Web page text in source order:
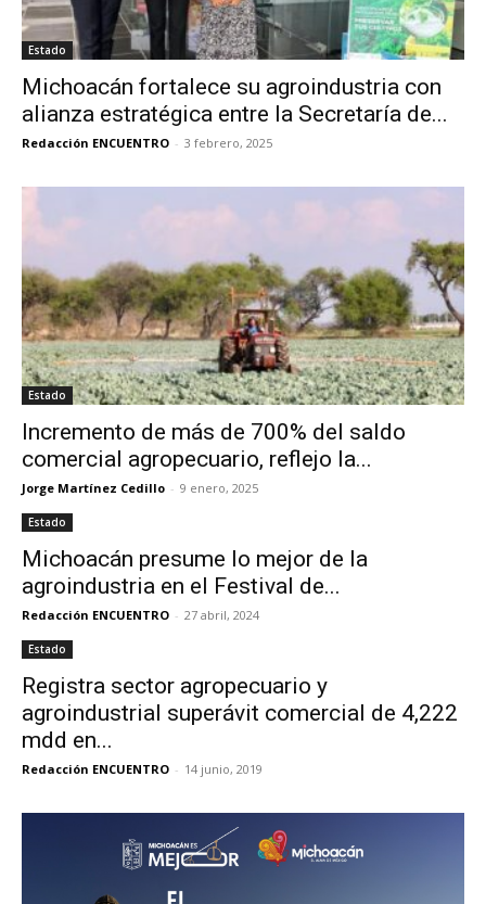
Estado
Michoacán fortalece su agroindustria con
alianza estratégica entre la Secretaría de...
Redacción ENCUENTRO - 3 febrero, 2025
Estado
Incremento de más de 700% del saldo
comercial agropecuario, reflejo la...
Jorge Martínez Cedillo - 9 enero, 2025
Estado
Michoacán presume lo mejor de la
agroindustria en el Festival de...
Redacción ENCUENTRO - 27 abril, 2024
Estado
Registra sector agropecuario y
agroindustrial superávit comercial de 4,222
mdd en...
Redacción ENCUENTRO - 14 junio, 2019